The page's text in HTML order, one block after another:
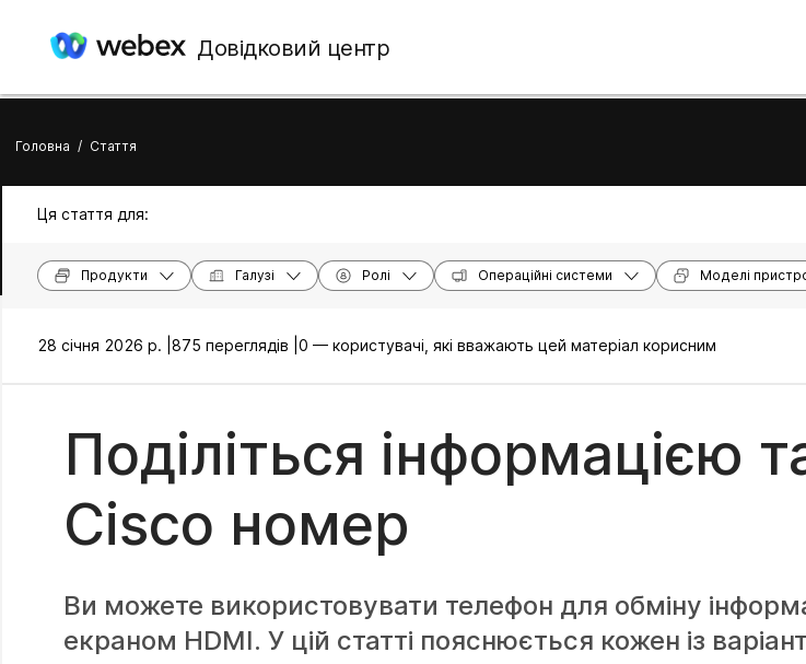
Довідковий центр
Головна / Стаття
Ця стаття для:
Продукти Галузі Ролі Операційні системи Моделі
28 січня 2026 р. | 875 переглядів | 0 — користувачі, які вважають цей матеріал корисним
Поділіться інформацією
Cisco номер
Ви можете використовувати телефон для обміну
екраном HDMI. У цій статті пояснюється кожен із